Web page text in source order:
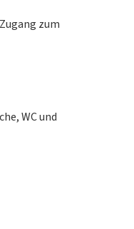
zum
WC und